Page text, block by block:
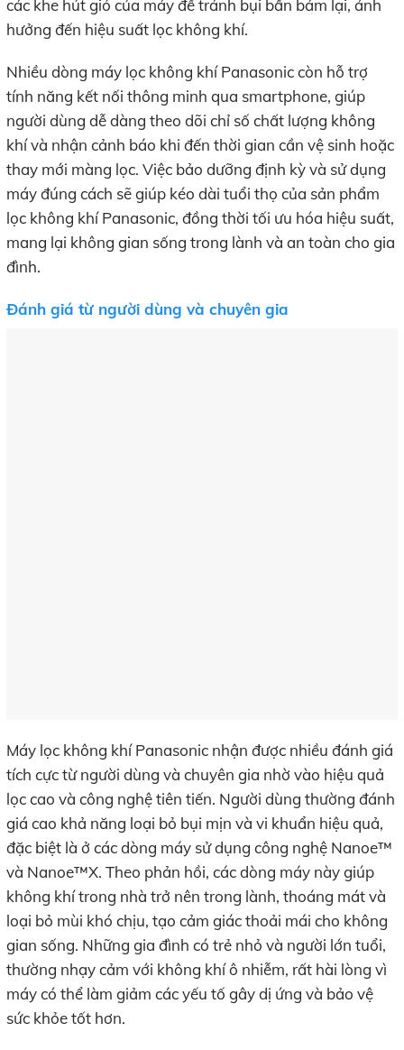
các khe hút gió của máy để tránh bụi bẩn bám lại, ảnh
hưởng đến hiệu suất lọc không khí.
Nhiều dòng máy lọc không khí Panasonic còn hỗ trợ
tính năng kết nối thông minh qua smartphone, giúp
người dùng dễ dàng theo dõi chỉ số chất lượng không
khí và nhận cảnh báo khi đến thời gian cần vệ sinh hoặc
thay mới màng lọc. Việc bảo dưỡng định kỳ và sử dụng
máy đúng cách sẽ giúp kéo dài tuổi thọ của sản phẩm
lọc không khí Panasonic, đồng thời tối ưu hóa hiệu suất,
mang lại không gian sống trong lành và an toàn cho gia
đình.
Đánh giá từ người dùng và chuyên gia
Máy lọc không khí Panasonic nhận được nhiều đánh giá
tích cực từ người dùng và chuyên gia nhờ vào hiệu quả
lọc cao và công nghệ tiên tiến. Người dùng thường đánh
giá cao khả năng loại bỏ bụi mịn và vi khuẩn hiệu quả,
đặc biệt là ở các dòng máy sử dụng công nghệ Nanoe™
và Nanoe™X. Theo phản hồi, các dòng máy này giúp
không khí trong nhà trở nên trong lành, thoáng mát và
loại bỏ mùi khó chịu, tạo cảm giác thoải mái cho không
gian sống. Những gia đình có trẻ nhỏ và người lớn tuổi,
thường nhạy cảm với không khí ô nhiễm, rất hài lòng vì
máy có thể làm giảm các yếu tố gây dị ứng và bảo vệ
sức khỏe tốt hơn.